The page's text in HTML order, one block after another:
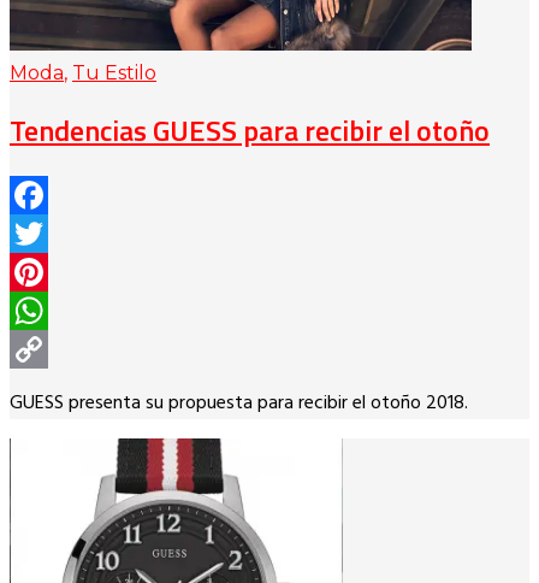
Moda, Tu Estilo
Tendencias GUESS para recibir el otoño
Facebook
Twitter
Pinterest
WhatsApp
Copy
GUESS presenta su propuesta para recibir el otoño 2018.